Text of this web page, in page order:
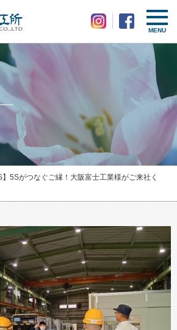
MENU
】5Sがつなぐご縁！大阪富士工業様がご来社く